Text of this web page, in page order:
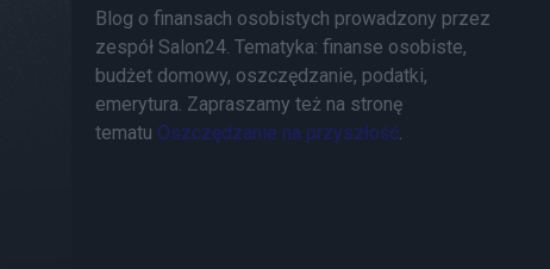
Blog o finansach osobistych prowadzony przez
zespół Salon24. Tematyka: finanse osobiste,
budżet domowy, oszczędzanie, podatki,
emerytura. Zapraszamy też na stronę
tematu Oszczędzanie na przyszłość.